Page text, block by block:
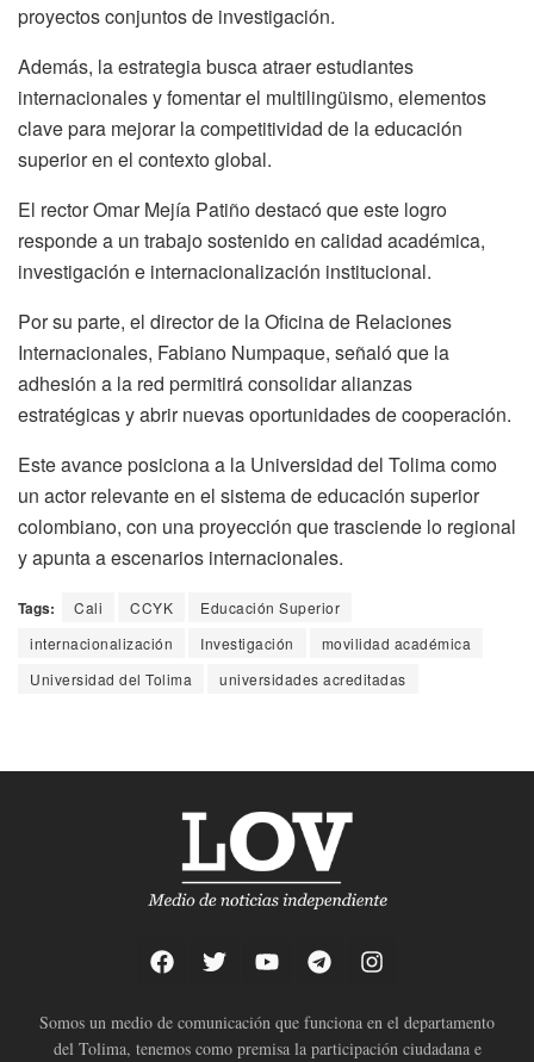
proyectos conjuntos de investigación.
Además, la estrategia busca atraer estudiantes
internacionales y fomentar el multilingüismo, elementos
clave para mejorar la competitividad de la educación
superior en el contexto global.
El rector Omar Mejía Patiño destacó que este logro
responde a un trabajo sostenido en calidad académica,
investigación e internacionalización institucional.
Por su parte, el director de la Oficina de Relaciones
Internacionales, Fabiano Numpaque, señaló que la
adhesión a la red permitirá consolidar alianzas
estratégicas y abrir nuevas oportunidades de cooperación.
Este avance posiciona a la Universidad del Tolima como
un actor relevante en el sistema de educación superior
colombiano, con una proyección que trasciende lo regional
y apunta a escenarios internacionales.
Tags: Cali CCYK
Educación Superior
internacionalización
Investigación
movilidad académica
Universidad del Tolima
universidades acreditadas
Somos un medio de comunicación que funciona en el departamento
del Tolima, tenemos como premisa la participación ciudadana e